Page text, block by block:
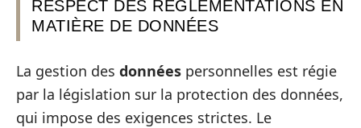
RESPECT DES RÉGLEMENTATIONS EN
MATIÈRE DE DONNÉES
La gestion des données personnelles est régie
par la législation sur la protection des données,
qui impose des exigences strictes. Le